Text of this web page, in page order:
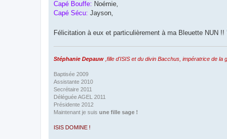
Capé Bouffe: Noémie,
Capé Sécu: Jayson,
Félicitation à eux et particulièrement à ma Bleuette NUN !!
Stéphanie Depauw ,fille d'ISIS et du divin Bacchus, impératrice de la
Baptisée 2009
Assistante 2010
Secrétaire 2011
Déléguée AGEL 2011
Présidente 2012
Maintenant je suis une fille sage !
ISIS DOMINE !